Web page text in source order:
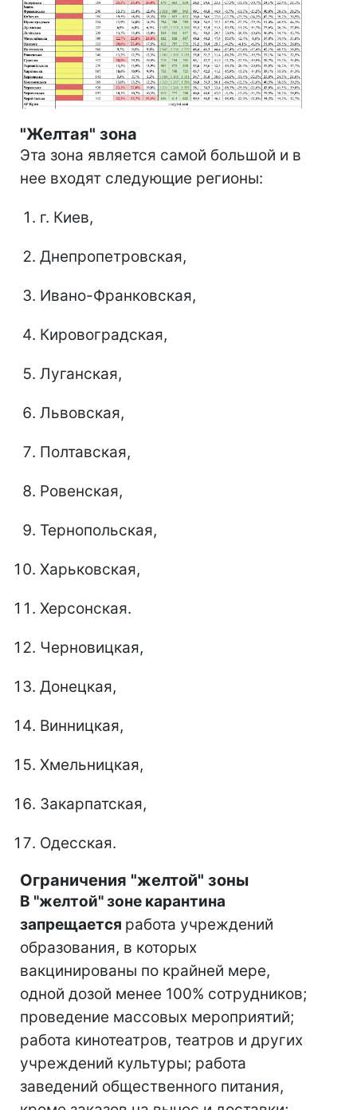
"Желтая" зона
Эта зона является самой большой и в
нее входят следующие регионы:
г. Киев,
Днепропетровская,
Ивано-Франковская,
Кировоградская,
Луганская,
Львовская,
Полтавская,
Ровенская,
Тернопольская,
Харьковская,
Херсонская.
Черновицкая,
Донецкая,
Винницкая,
Хмельницкая,
Закарпатская,
Одесская.
Ограничения "желтой" зоны
В "желтой" зоне карантина
запрещается работа учреждений
образования, в которых
вакцинированы по крайней мере,
одной дозой менее 100% сотрудников;
проведение массовых мероприятий;
работа кинотеатров, театров и других
учреждений культуры; работа
заведений общественного питания,